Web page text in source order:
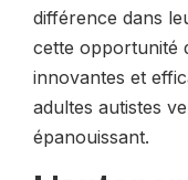
différence dans
cette opportunité
innovantes et
adultes autistes
épanouissant.